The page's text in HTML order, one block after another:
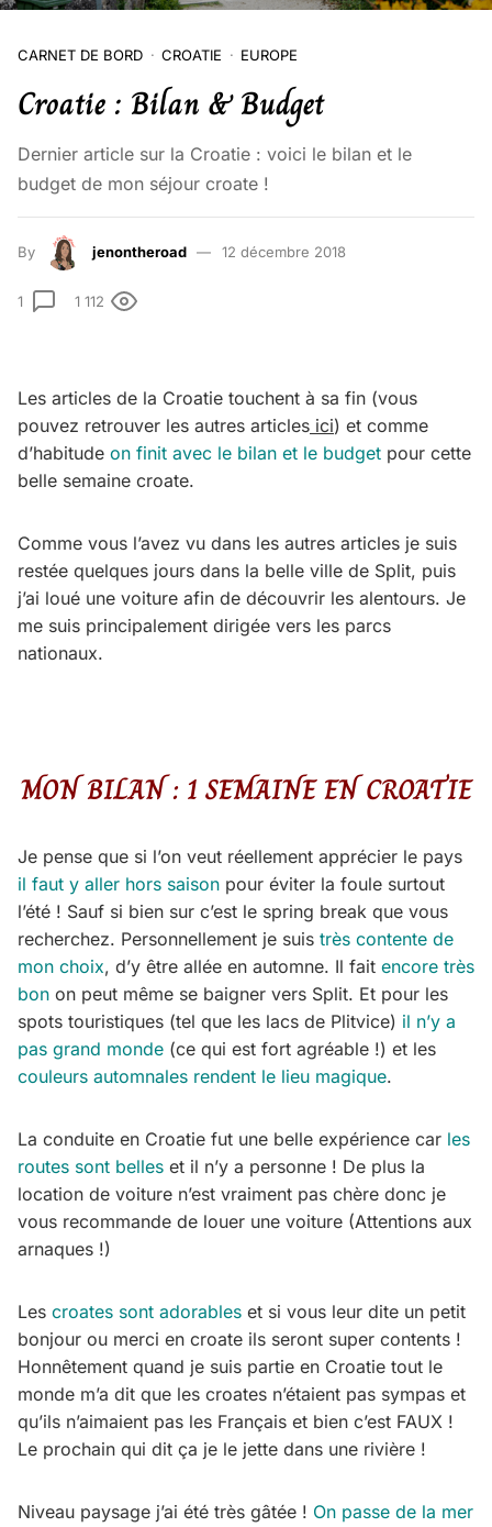
CARNET DE BORD CROATIE EUROPE
Croatie : Bilan & Budget
Dernier article sur la Croatie : voici le bilan et le
budget de mon séjour croate !
By jenontheroad 12 décembre 2018
1 1 112
Les articles de la Croatie touchent à sa fin (vous
pouvez retrouver les autres articles ici) et comme
d’habitude on finit avec le bilan et le budget pour cette
belle semaine croate.
Comme vous l’avez vu dans les autres articles je suis
restée quelques jours dans la belle ville de Split, puis
j’ai loué une voiture afin de découvrir les alentours. Je
me suis principalement dirigée vers les parcs
nationaux.
MON BILAN : 1 SEMAINE EN CROATIE
Je pense que si l’on veut réellement apprécier le pays
il faut y aller hors saison pour éviter la foule surtout
l’été ! Sauf si bien sur c’est le spring break que vous
recherchez. Personnellement je suis très contente de
mon choix, d’y être allée en automne. Il fait encore très
bon on peut même se baigner vers Split. Et pour les
spots touristiques (tel que les lacs de Plitvice) il n’y a
pas grand monde (ce qui est fort agréable !) et les
couleurs automnales rendent le lieu magique.
La conduite en Croatie fut une belle expérience car les
routes sont belles et il n’y a personne ! De plus la
location de voiture n’est vraiment pas chère donc je
vous recommande de louer une voiture (Attentions aux
arnaques !)
Les croates sont adorables et si vous leur dite un petit
bonjour ou merci en croate ils seront super contents !
Honnêtement quand je suis partie en Croatie tout le
monde m’a dit que les croates n’étaient pas sympas et
qu’ils n’aimaient pas les Français et bien c’est FAUX !
Le prochain qui dit ça je le jette dans une rivière !
Niveau paysage j’ai été très gâtée ! On passe de la mer